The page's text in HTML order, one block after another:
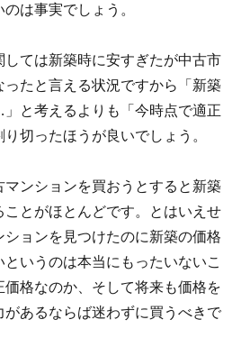
は事実でしょう。
ては新築時に安すぎたが中古市
たと言える状況ですから「新築
と考えるよりも「今時点で適正
切ったほうが良いでしょう。
ンションを買おうとすると新築
ことがほとんどです。とはいえせ
ションを見つけたのに新築の価格
いうのは本当にもったいないこ
価格なのか、そして将来も価格を
あるならば迷わずに買うべきで